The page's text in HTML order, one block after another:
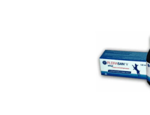
KRÁLÍCI/HLODAVCI/PTÁCI